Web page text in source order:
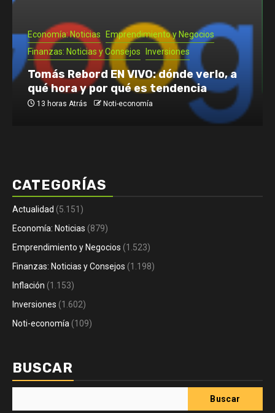
Economía: Noticias
Emprendimiento y Negocios
Finanzas: Noticias y Consejos
Inversiones
Tomás Rebord EN VIVO: dónde verlo, a
qué hora y por qué es tendencia
13 horas Atrás Noti-economía
CATEGORÍAS
Actualidad (5.151)
Economía: Noticias (879)
Emprendimiento y Negocios (1.523)
Finanzas: Noticias y Consejos (1.198)
Inflación (1.153)
Inversiones (1.602)
Noti-economía (109)
BUSCAR
Buscar